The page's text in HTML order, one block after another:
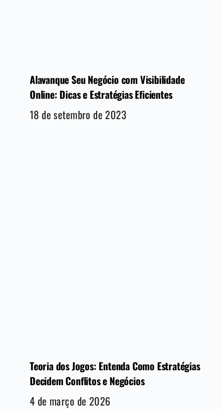
Alavanque Seu Negócio com Visibilidade
Online: Dicas e Estratégias Eficientes
18 de setembro de 2023
Teoria dos Jogos: Entenda Como Estratégias
Decidem Conflitos e Negócios
4 de março de 2026